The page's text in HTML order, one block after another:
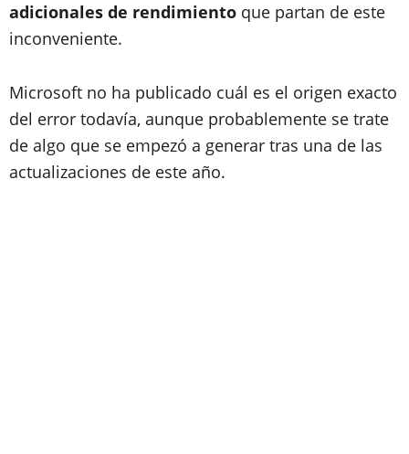
adicionales de rendimiento que partan de este
inconveniente.
Microsoft no ha publicado cuál es el origen exacto
del error todavía, aunque probablemente se trate
de algo que se empezó a generar tras una de las
actualizaciones de este año.